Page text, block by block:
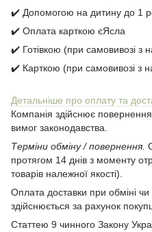
✔️ Допомогою на дитину до 1
✔️ Оплата карткою єЯсла
✔️ Готівкою (при самовивозі з
✔️ Карткою (при самовивозі з
Детальніше про оплату та
Компанія здійснює
вимог законодавства.
Терміни обміну / повернення.
протягом 14 днів з моменту
товарів належної якості).
Оплата доставки при обміні
здійснюється за рахунок
Статтею 9 чинного Закону